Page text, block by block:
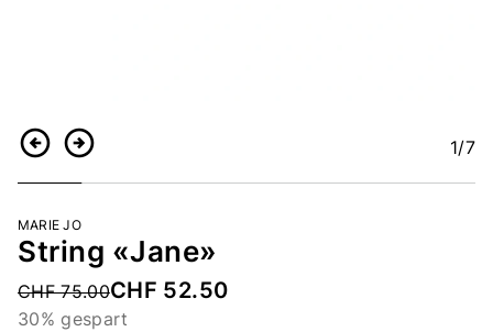
ZurückWeiter 1/7
MARIE JO
String «Jane»
Price reduced from
CHF 75.00CHF 52.50
30% gespart